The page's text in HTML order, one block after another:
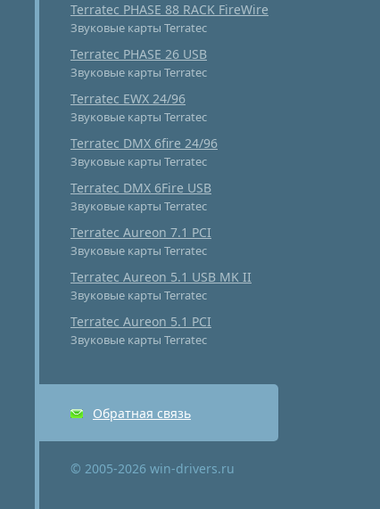
Terratec PHASE 88 RACK FireWire
Звуковые карты Terratec
Terratec PHASE 26 USB
Звуковые карты Terratec
Terratec EWX 24/96
Звуковые карты Terratec
Terratec DMX 6fire 24/96
Звуковые карты Terratec
Terratec DMX 6Fire USB
Звуковые карты Terratec
Terratec Aureon 7.1 PCI
Звуковые карты Terratec
Terratec Aureon 5.1 USB MK II
Звуковые карты Terratec
Terratec Aureon 5.1 PCI
Звуковые карты Terratec
Обратная связь
© 2005-2026 win-drivers.ru